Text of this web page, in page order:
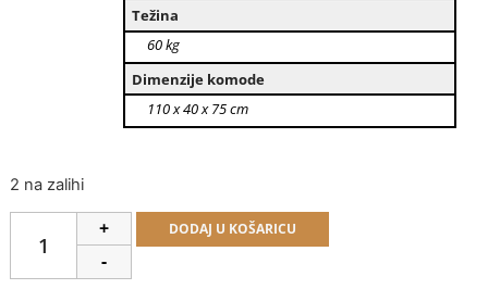
Težina
60 kg
Dimenzije komode
110 x 40 x 75 cm
2 na zalihi
+
-
DODAJ U KOŠARICU